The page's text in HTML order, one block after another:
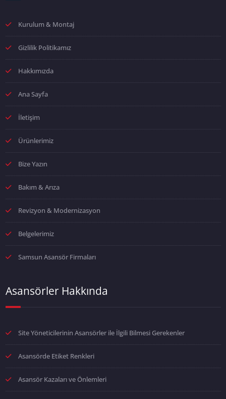
Kurulum & Montaj
Gizlilik Politikamız
Hakkımızda
Ana Sayfa
İletişim
Ürünlerimiz
Bize Yazın
Bakım & Arıza
Revizyon & Modernizasyon
Belgelerimiz
Samsun Asansör Firmaları
Asansörler Hakkında
Site Yöneticilerinin Asansörler ile İlgili Bilmesi Gerekenler
Asansörde Etiket Renkleri
Asansör Kazaları ve Önlemleri